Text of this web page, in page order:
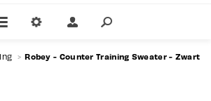
> Robey - Counter Training Sweater - Zwart